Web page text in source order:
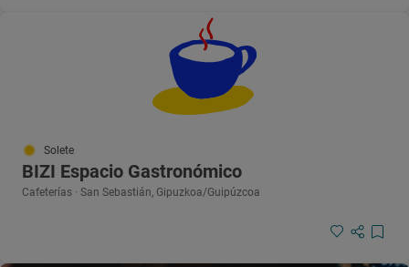
Solete
BIZI Espacio Gastronómico
Cafeterías · San Sebastián, Gipuzkoa/Guipúzcoa